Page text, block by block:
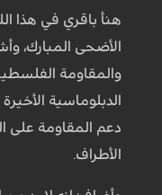
هنأ باقري في هذا
الأضحى المبارك،
والمقاومة
الدبلوماسية
دعم المقاومة على
الأطراف.